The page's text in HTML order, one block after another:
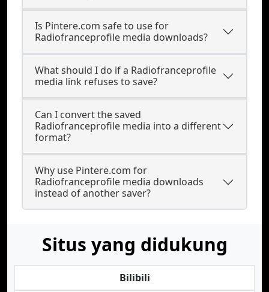
Is Pintere.com safe to use for
Radiofranceprofile media downloads?
What should I do if a Radiofranceprofile
media link refuses to save?
Can I convert the saved
Radiofranceprofile media into a different
format?
Why use Pintere.com for
Radiofranceprofile media downloads
instead of another saver?
Situs yang didukung
Bilibili